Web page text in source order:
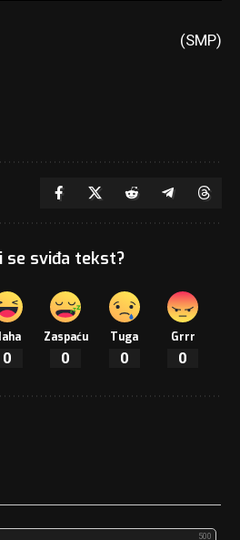
(SMP)
se sviđa tekst?
0
Zaspaću
0
Tuga
0
Grrr
0
500